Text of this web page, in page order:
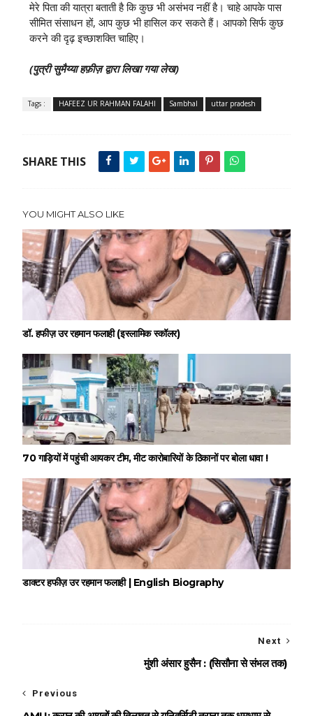
मेरे पिता की यात्रा बताती है कि कुछ भी असंभव नहीं है। चाहे आपके पास
सीमित संसाधन हों, आप कुछ भी हासिल कर सकते हैं। आपको सिर्फ कुछ
करने की दृढ़ इच्छाशक्ति चाहिए।
(पुत्री सुमैय्या हफ़ीज़ द्वारा लिखा गया लेख)
Tags : HAFEEZ UR RAHMAN FALAHI Sambhal uttar pradesh
SHARE THIS
YOU MIGHT ALSO LIKE
डॉ. हफीज़ उर रहमान फलाही (इस्लामिक स्कॉलर)
70 गाड़ियों में पहुंची आयकर टीम, मीट कारोबारियों के ठिकानों पर बोला धावा !
डाक्टर हफीज़ उर रहमान फलाही | English Biography
Next
मुंशी अंसार हुसैन : (सिसौना से संभल तक)
Previous